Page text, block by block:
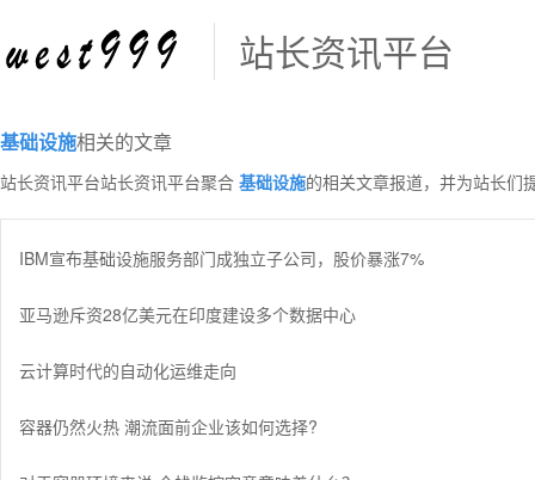
站长资讯平台
基础设施相关的文章
站长资讯平台站长资讯平台聚合 基础设施的相关文章报道，并为站长们
IBM宣布基础设施服务部门成独立子公司，股价暴涨7%
亚马逊斥资28亿美元在印度建设多个数据中心
云计算时代的自动化运维走向
容器仍然火热 潮流面前企业该如何选择?